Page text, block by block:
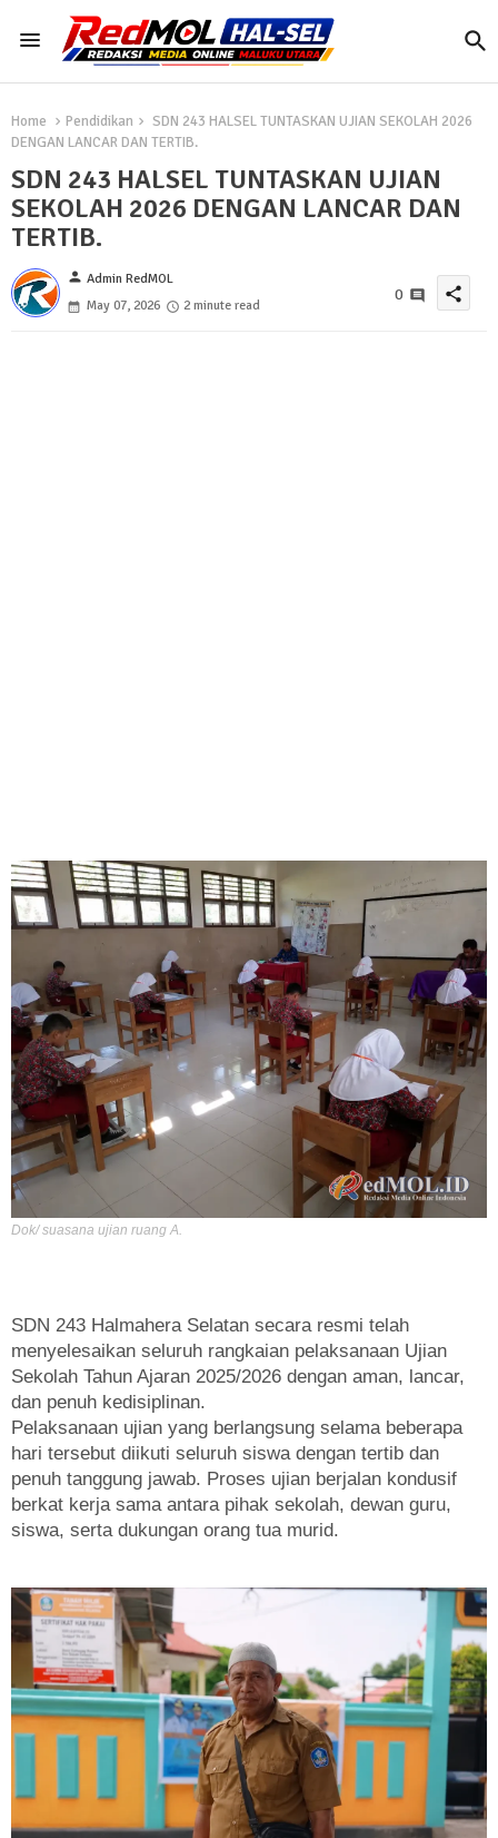
Home Pendidikan
SDN 243 HALSEL TUNTASKAN UJIAN SEKOLAH 2026
DENGAN LANCAR DAN TERTIB.
SDN 243 HALSEL TUNTASKAN UJIAN
SEKOLAH 2026 DENGAN LANCAR DAN
TERTIB.
person Admin RedMOL
May 07, 2026
2 minute read
0 share
Dok/ suasana ujian ruang A.
SDN 243 Halmahera Selatan secara resmi telah
menyelesaikan seluruh rangkaian pelaksanaan Ujian
Sekolah Tahun Ajaran 2025/2026 dengan aman, lancar,
dan penuh kedisiplinan.
Pelaksanaan ujian yang berlangsung selama beberapa
hari tersebut diikuti seluruh siswa dengan tertib dan
penuh tanggung jawab. Proses ujian berjalan kondusif
berkat kerja sama antara pihak sekolah, dewan guru,
siswa, serta dukungan orang tua murid.